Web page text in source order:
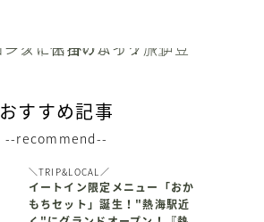
おすすめ記事
--recommend--
＼TRIP&LOCAL／
イートイン限定メニュー「おか
もちセット」誕生！"熱海駅近